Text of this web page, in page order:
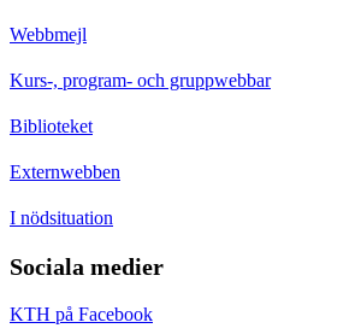
Webbmejl
Kurs-, program- och gruppwebbar
Biblioteket
Externwebben
I nödsituation
Sociala medier
KTH på Facebook